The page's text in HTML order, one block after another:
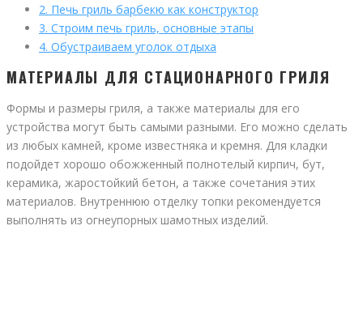
2. Печь гриль барбекю как конструктор
3. Строим печь гриль, основные этапы
4. Обустраиваем уголок отдыха
МАТЕРИАЛЫ ДЛЯ СТАЦИОНАРНОГО ГРИЛЯ
Формы и размеры гриля, а также материалы для его
устройства могут быть самыми разными. Его можно сделать
из любых камней, кроме известняка и кремня. Для кладки
подойдет хорошо обожженный полнотелый кирпич, бут,
керамика, жаростойкий бетон, а также сочетания этих
материалов. Внутреннюю отделку топки рекомендуется
выполнять из огнеупорных шамотных изделий.